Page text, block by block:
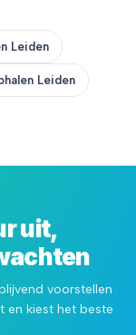
Leiden
Leiden
uit,
voorstellen
en kiest het beste